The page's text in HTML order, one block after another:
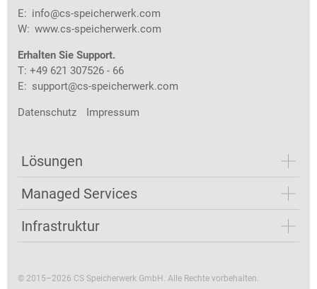
E: info@cs-speicherwerk.com
W: www.cs-speicherwerk.com
Erhalten Sie Support.
T: +49 621 307526 - 66
E: support@cs-speicherwerk.com
Datenschutz Impressum
Lösungen
Managed Services
Infrastruktur
© 2015–2026 CS Speicherwerk GmbH. Alle Rechte vorbehalten.